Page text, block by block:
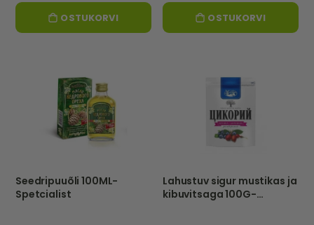
OSTUKORVI OSTUKORVI
Seedripuuõli 100ML-
Spetcialist
Lahustuv sigur mustikas ja
kibuvitsaga 100G-